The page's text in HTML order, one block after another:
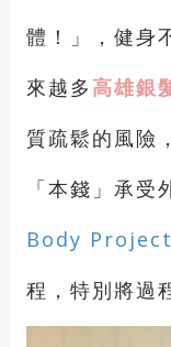
體！」
，健身
來越多高雄銀
質疏鬆的風險
「本錢」承受
Body
程 ，特別將過